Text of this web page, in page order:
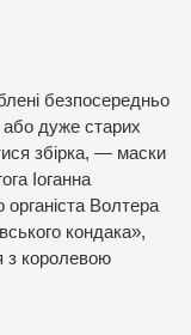
безпосередньо
або дуже старих
збірка, — маски
Іоганна
органіста Волтера
кондака»,
з королевою